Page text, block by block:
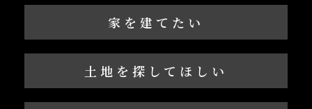
家を建てたい
土地を探してほしい